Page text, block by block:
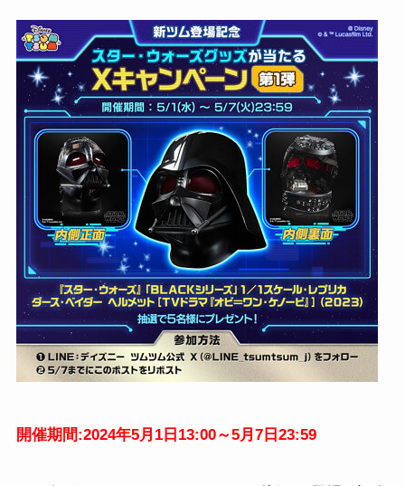
開催期間:2024年5月1日13:00～5月7日23:59